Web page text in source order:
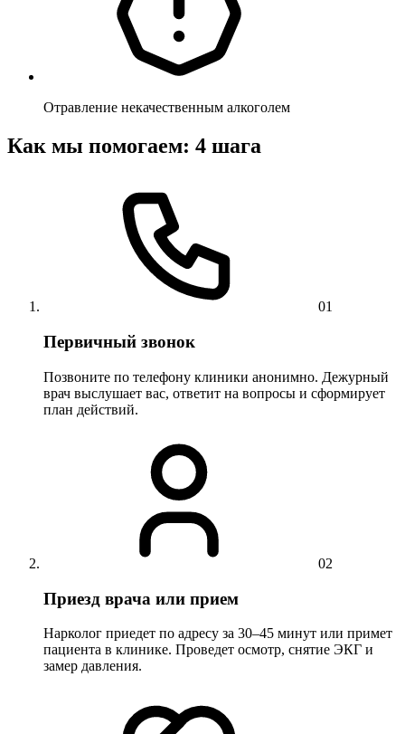
Отравление некачественным алкоголем
Как мы помогаем: 4 шага
01
Первичный звонок
Позвоните по телефону клиники анонимно. Дежурный
врач выслушает вас, ответит на вопросы и сформирует
план действий.
02
Приезд врача или прием
Нарколог приедет по адресу за 30–45 минут или примет
пациента в клинике. Проведет осмотр, снятие ЭКГ и
замер давления.